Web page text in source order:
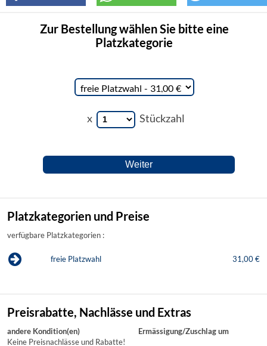
Zur Bestellung wählen Sie bitte eine
Platzkategorie
x Stückzahl
Platzkategorien und Preise
verfügbare Platzkategorien :
freie Platzwahl 31,00 €
Preisrabatte, Nachlässe und Extras
andere Kondition(en)
Ermässigung/Zuschlag um
Keine Preisnachlässe und Rabatte!